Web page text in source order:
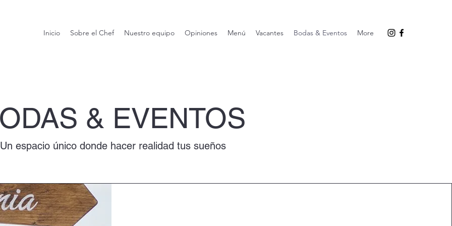
Inicio Sobre el Chef Nuestro equipo Opiniones Menú Vacantes Bodas & Eventos More
& EVENTOS
Un espacio único donde hacer realidad tus sueños